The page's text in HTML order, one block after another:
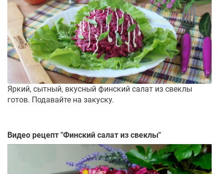
Яркий, сытный, вкусный финский салат из свеклы
готов. Подавайте на закуску.
Видео рецепт "Финский салат из свеклы"